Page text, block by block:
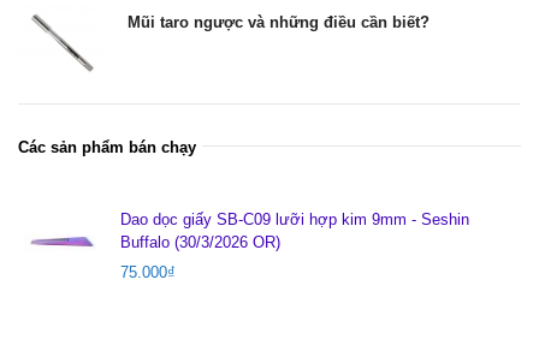
Mũi taro ngược và những điều cần biết?
Các sản phẩm bán chạy
Dao dọc giấy SB-C09 lưỡi hợp kim 9mm - Seshin
Buffalo (30/3/2026 OR)
75.000₫